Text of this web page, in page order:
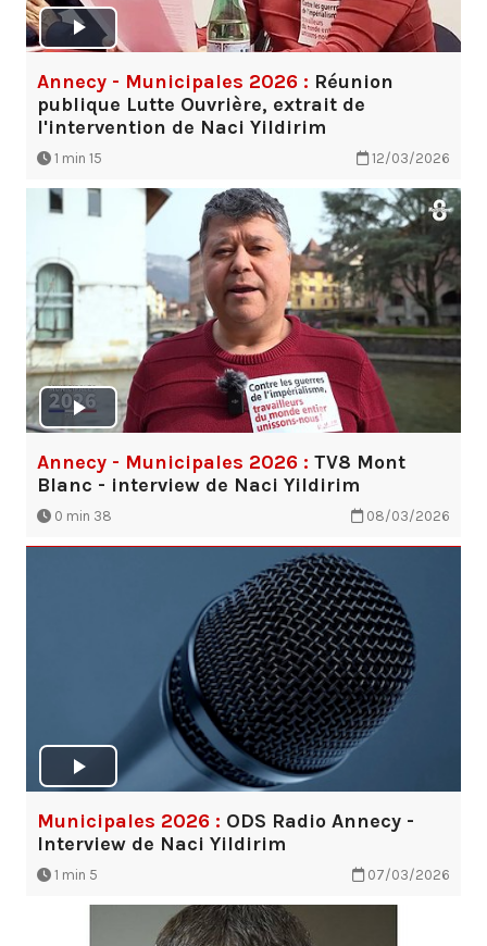
Annecy - Municipales 2026 : Réunion
publique Lutte Ouvrière, extrait de
l'intervention de Naci Yildirim
1 min 15 12/03/2026
Annecy - Municipales 2026 : TV8 Mont
Blanc - interview de Naci Yildirim
0 min 38 08/03/2026
Municipales 2026 : ODS Radio Annecy -
Interview de Naci Yildirim
1 min 5 07/03/2026